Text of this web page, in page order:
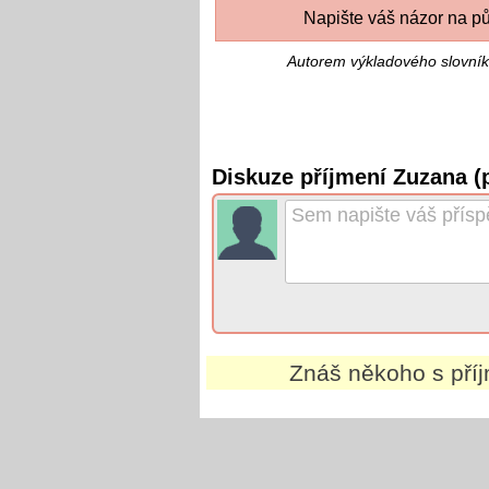
Napište váš názor na
Autorem výkladového
Diskuze příjmení Zuzana
Znáš někoho s